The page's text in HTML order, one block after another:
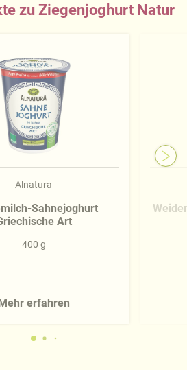
zu Ziegenjoghurt Natur
Alnatura
Sahnejoghurt
Art
400 g
erfahren